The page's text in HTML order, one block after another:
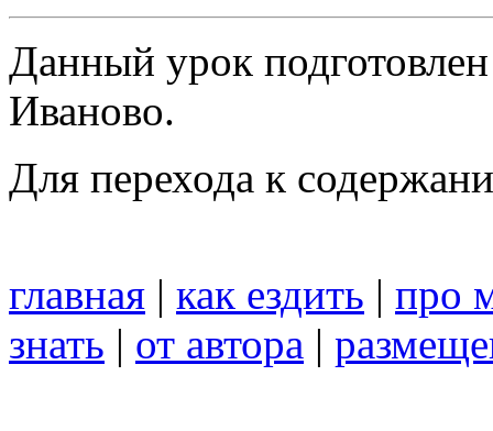
Данный урок
Иваново.
Для перехода к
главная | как ездить | про
знать | от автора |